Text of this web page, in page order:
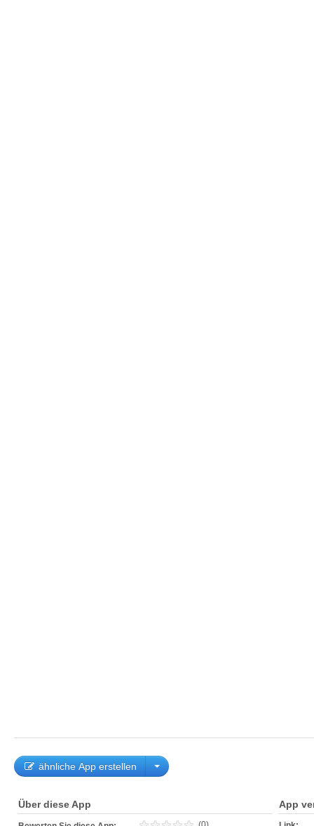
ähnliche App erstellen
Über diese App App